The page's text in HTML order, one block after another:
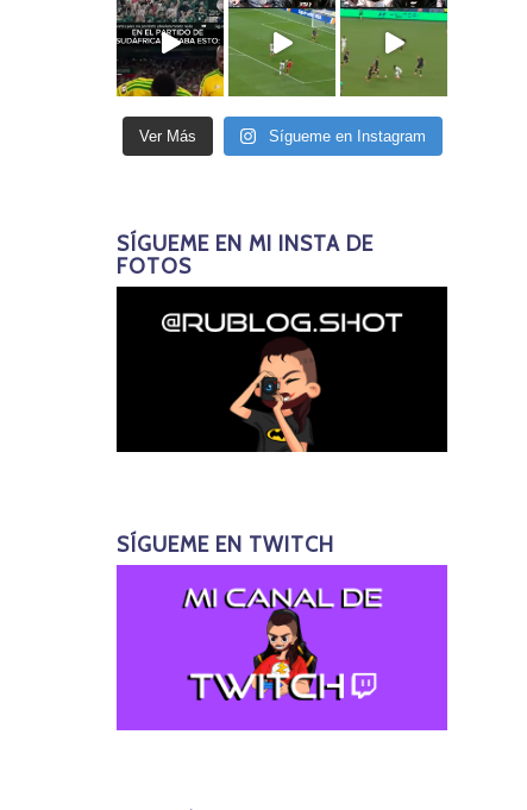
Ver Más Sígueme en Instagram
SÍGUEME EN MI INSTA DE
FOTOS
SÍGUEME EN TWITCH